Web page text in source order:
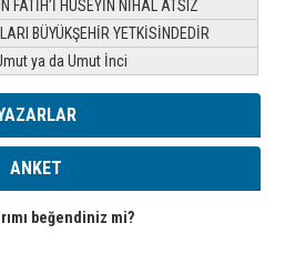
FATİH’İ HÜSEYİN NİHAL ATSIZ
BÜYÜKŞEHİR YETKİSİNDEDİR
ya da Umut İnci
ANKET
beğendiniz mi?